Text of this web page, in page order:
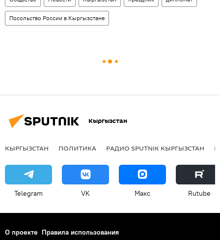
Посольство России в Кыргызстане
Кыргызстан
КЫРГЫЗСТАН ПОЛИТИКА РАДИО SPUTNIK КЫРГЫЗСТАН
Telegram VK Макс Rutube
О проекте Правила использования